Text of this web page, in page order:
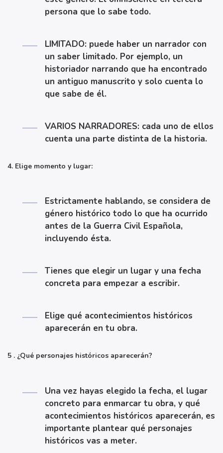
persona que lo sabe todo.
LIMITADO: puede haber un narrador con
un saber limitado. Por ejemplo, un
historiador narrando que ha encontrado
un antiguo manuscrito y solo cuenta lo
que sabe de él.
VARIOS NARRADORES: cada uno de ellos
cuenta una parte distinta de la historia.
4. Elige momento y lugar:
Estrictamente hablando, se considera de
género histórico todo lo que ha ocurrido
antes de la Guerra Civil Española,
incluyendo ésta.
Tienes que elegir un lugar y una fecha
concreta para empezar a escribir.
Elige qué acontecimientos históricos
aparecerán en tu obra.
5 . ¿Qué personajes históricos aparecerán?
Una vez hayas elegido la fecha, el lugar
concreto para enmarcar tu obra, y qué
acontecimientos históricos aparecerán, es
importante plantear qué personajes
históricos vas a meter.